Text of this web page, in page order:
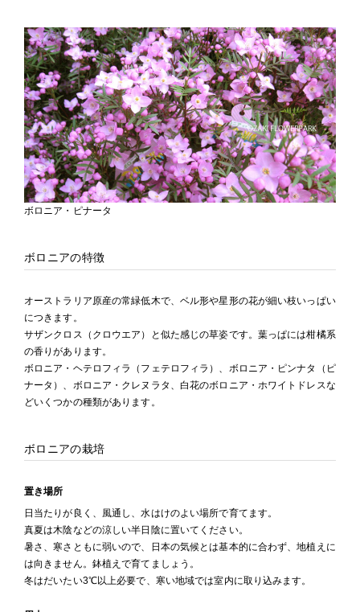
ボロニア・ピナータ
ボロニアの特徴
オーストラリア原産の常緑低木で、ベル形や星形の花が細い枝いっぱい
につきます。
サザンクロス（クロウエア）と似た感じの草姿です。葉っぱには柑橘系
の香りがあります。
ボロニア・ヘテロフィラ（フェテロフィラ）、ボロニア・ピンナタ（ピ
ナータ）、ボロニア・クレヌラタ、白花のボロニア・ホワイトドレスな
どいくつかの種類があります。
ボロニアの栽培
置き場所
日当たりが良く、風通し、水はけのよい場所で育てます。
真夏は木陰などの涼しい半日陰に置いてください。
暑さ、寒さともに弱いので、日本の気候とは基本的に合わず、地植えに
は向きません。鉢植えで育てましょう。
冬はだいたい3℃以上必要で、寒い地域では室内に取り込みます。